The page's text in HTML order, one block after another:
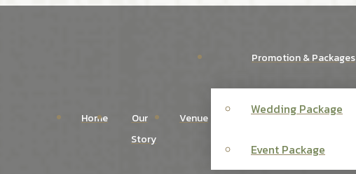
Home
Our
Story
Venue
Promotion & Packages
Wedding Package
Event Package